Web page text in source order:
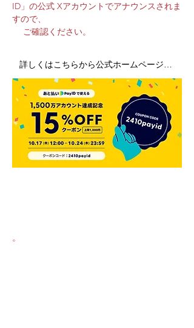
ID」の公式 Xアカウントでアナウンスされま
すので、
ご確認ください。
詳しくはこちらから公式ホームページをご覧ください。
。